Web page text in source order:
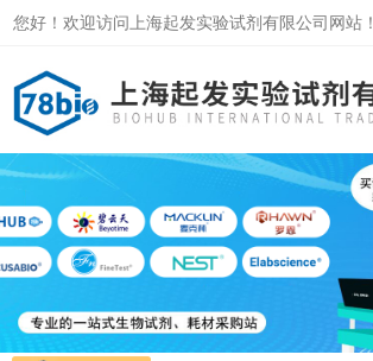
您好！欢迎访问上海起发实验试剂有限公司网站！